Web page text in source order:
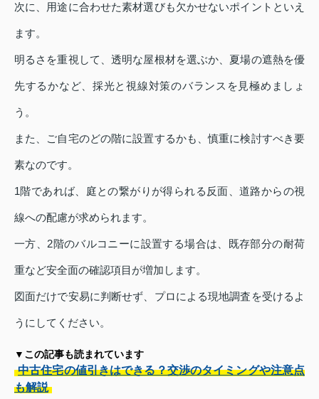
次に、用途に合わせた素材選びも欠かせないポイントといえ
ます。
明るさを重視して、透明な屋根材を選ぶか、夏場の遮熱を優
先するかなど、採光と視線対策のバランスを見極めましょ
う。
また、ご自宅のどの階に設置するかも、慎重に検討すべき要
素なのです。
1階であれば、庭との繋がりが得られる反面、道路からの視
線への配慮が求められます。
一方、2階のバルコニーに設置する場合は、既存部分の耐荷
重など安全面の確認項目が増加します。
図面だけで安易に判断せず、プロによる現地調査を受けるよ
うにしてください。
▼この記事も読まれています
中古住宅の値引きはできる？交渉のタイミングや注意点
も解説